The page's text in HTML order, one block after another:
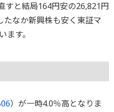
すと結局164円安の26,821円
たなか新興株も安く東証マ
ます。
）が一時4.0％高となりま